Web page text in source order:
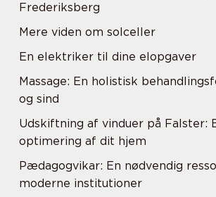
Frederiksberg
Mere viden om solceller
En elektriker til dine elopgaver
Massage: En holistisk
og sind
Udskiftning af vinduer på Falster:
optimering af dit hjem
Pædagogvikar: En nødvendig
moderne institutioner